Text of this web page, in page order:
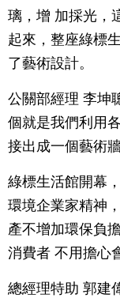
璃，增 加採光，
起來，整座綠標
了藝術設計。
公關部經理 李坤
個就是我們利用
接出成一個藝術牆
綠標生活館開幕
環境企業家精神
產不增加環保負
消費者 不用擔心
總經理特助 郭建